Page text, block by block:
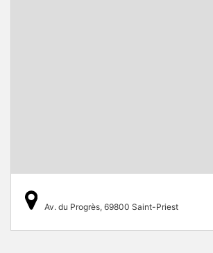
Av. du Progrès, 69800 Saint-Priest